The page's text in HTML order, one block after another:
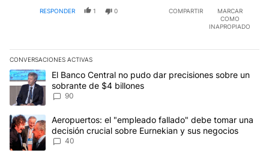
RESPONDER 1 0 COMPARTIR
MARCAR
COMO
INAPROPIADO
CONVERSACIONES ACTIVAS
Este listado muestra los artículos con más comentarios en los
Un artículo de tendencia con el título "El Banco Central no pudo
El Banco Central no pudo dar precisiones sobre un
sobrante de $4 billones
90
Un artículo de tendencia con el título "Aeropuertos: el
Aeropuertos: el "empleado fallado" debe tomar una
decisión crucial sobre Eurnekian y sus negocios
40